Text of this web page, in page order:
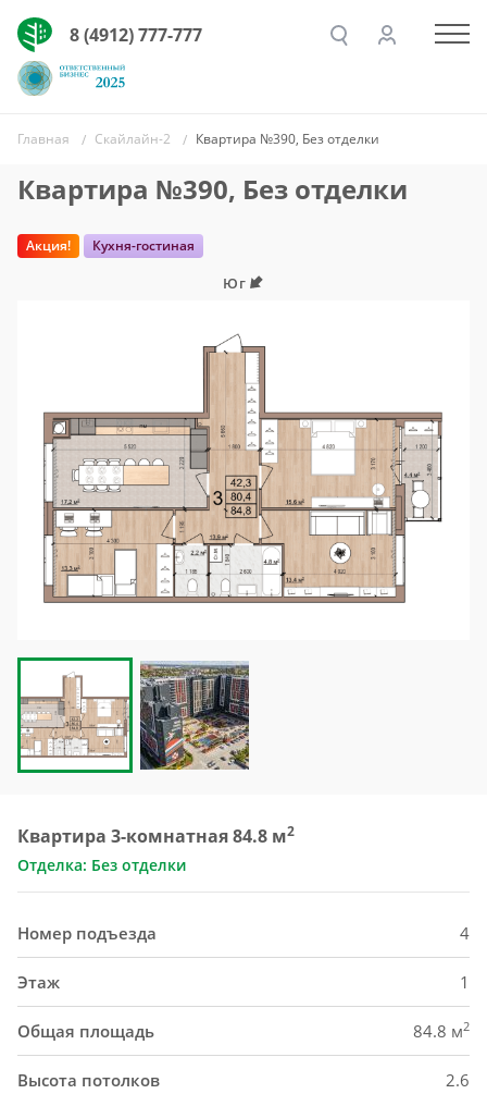
8 (4912) 777-777
Главная Скайлайн-2 Квартира №390, Без отделки
Квартира №390, Без отделки
Акция! Кухня-гостиная
Юг
Квартира 3-комнатная 84.8 м2
Отделка: Без отделки
Номер подъезда 4
Этаж 1
Общая площадь 84.8 м2
Высота потолков 2.6